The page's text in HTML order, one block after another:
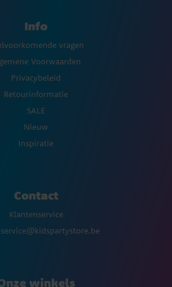
Info
vragen
Voorwaarden
Privacybeleid
Retourinformatie
SALE
Nieuw
Inspiratie
Contact
Klantenservice
winkels